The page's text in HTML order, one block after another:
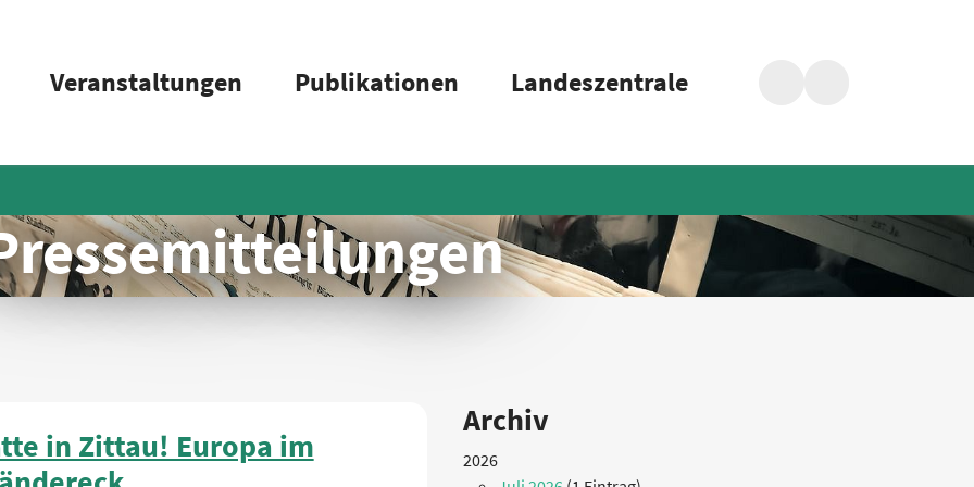
Veranstaltungen Publikationen Landeszentrale
in Zittau! Europa im
Archiv
2026